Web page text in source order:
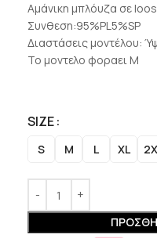
Αμάνικη μπλόυζα σε
Συνθεση:95%PL5%SP
Διαστάσεις μοντέλου:
Το μοντελο φοραει Μ
SIZE
S M L XL